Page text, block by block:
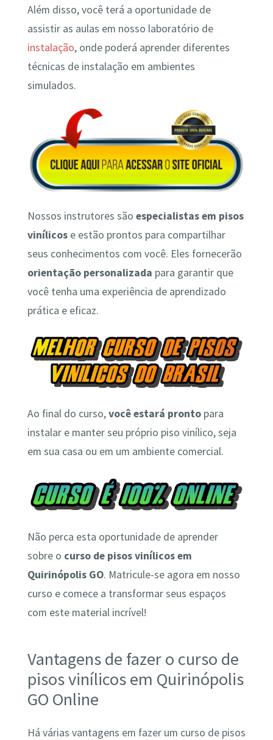
Além disso, você terá a oportunidade de
assistir as aulas em nosso laboratório de
instalação, onde poderá aprender diferentes
técnicas de instalação em ambientes
simulados.
Nossos instrutores são especialistas em pisos
vinílicose estão prontos para compartilhar
seus conhecimentos com você. Eles fornecerão
orientação personalizada para garantir que
você tenha uma experiência de aprendizado
prática e eficaz.
Ao final do curso,você estará prontopara
instalar e manter seu próprio piso vinílico, seja
em sua casa ou em um ambiente comercial.
Não perca esta oportunidade de aprender
sobre o curso de pisos vinílicos em
Quirinópolis GO. Matricule-se agora em nosso
curso e comece a transformar seus espaços
com este material incrível!
Vantagens de fazer o curso de
pisos vinílicos em Quirinópolis
GO Online
Há várias vantagens em fazer um curso de pisos